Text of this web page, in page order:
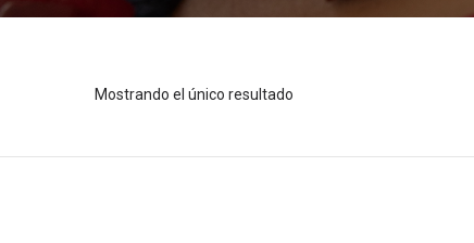
Mostrando el único resultado